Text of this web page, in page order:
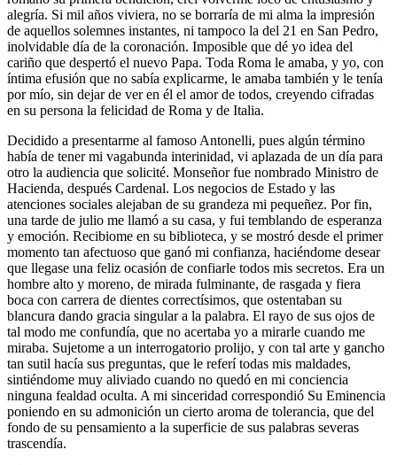
alegría. Si mil años viviera, no se borraría de mi alma la impresión
de aquellos solemnes instantes, ni tampoco la del 21 en San Pedro,
inolvidable día de la coronación. Imposible que dé yo idea del
cariño que despertó el nuevo Papa. Toda Roma le amaba, y yo, con
íntima efusión que no sabía explicarme, le amaba también y le tenía
por mío, sin dejar de ver en él el amor de todos, creyendo cifradas
en su persona la felicidad de Roma y de Italia.
Decidido a presentarme al famoso Antonelli, pues algún término
había de tener mi vagabunda interinidad, vi aplazada de un día para
otro la audiencia que solicité. Monseñor fue nombrado Ministro de
Hacienda, después Cardenal. Los negocios de Estado y las
atenciones sociales alejaban de su grandeza mi pequeñez. Por fin,
una tarde de julio me llamó a su casa, y fui temblando de esperanza
y emoción. Recibiome en su biblioteca, y se mostró desde el primer
momento tan afectuoso que ganó mi confianza, haciéndome desear
que llegase una feliz ocasión de confiarle todos mis secretos. Era un
hombre alto y moreno, de mirada fulminante, de rasgada y fiera
boca con carrera de dientes correctísimos, que ostentaban su
blancura dando gracia singular a la palabra. El rayo de sus ojos de
tal modo me confundía, que no acertaba yo a mirarle cuando me
miraba. Sujetome a un interrogatorio prolijo, y con tal arte y gancho
tan sutil hacía sus preguntas, que le referí todas mis maldades,
sintiéndome muy aliviado cuando no quedó en mi conciencia
ninguna fealdad oculta. A mi sinceridad correspondió Su Eminencia
poniendo en su admonición un cierto aroma de tolerancia, que del
fondo de su pensamiento a la superficie de sus palabras severas
trascendía.